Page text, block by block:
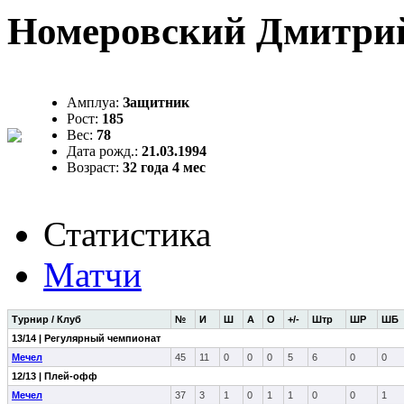
Номеровский
Амплуа: Защитник
Рост: 185
Вес: 78
Дата рожд.: 21.03.1994
Возраст: 32 года 4 мес
Статистика
Матчи
Турнир / Клуб № И Ш А О +/- Штр ШР ШБ
13/14 | Регулярный чемпионат
Мечел
45 11 0 0 0 5 6 0
0
12/13 | Плей-офф
Мечел
37 3 1 0 1 1 0 0
1